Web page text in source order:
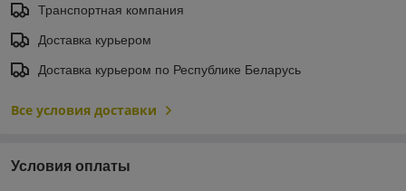
Транспортная компания
Доставка курьером
Доставка курьером по Республике Беларусь
Все условия доставки
Условия оплаты